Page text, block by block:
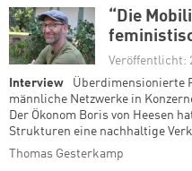
“Die
Veröffentlicht:
Interview
Überdimensionierte
männliche Netzwerke in
Der Ökonom Boris von Heesen
Strukturen eine nachhaltige
Thomas Gesterkamp